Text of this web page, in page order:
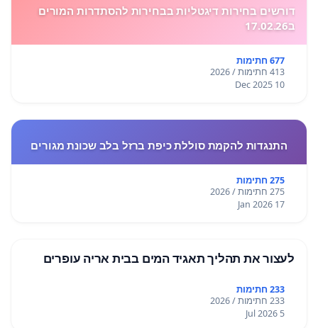
דורשים בחירות דיגטליות בבחירות להסתדרות המורים
ב17.02.26
677 חתימות
413 חתימות / 2026
10 Dec 2025
התנגדות להקמת סוללת כיפת ברזל בלב שכונת מגורים
275 חתימות
275 חתימות / 2026
17 Jan 2026
לעצור את תהליך תאגיד המים בבית אריה עופרים
233 חתימות
233 חתימות / 2026
5 Jul 2026